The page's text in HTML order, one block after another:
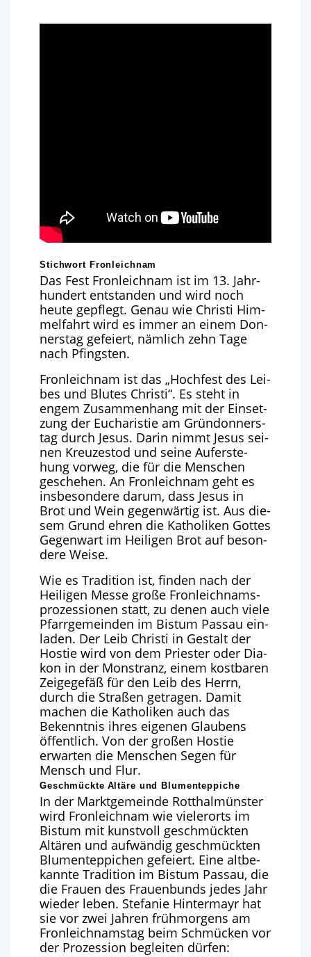
Stichwort Fronleichnam
Das Fest Fron­leich­nam ist im 13. Jahr­
hun­dert ent­stan­den und wird noch
heu­te gepflegt. Genau wie Chris­ti Him­
mel­fahrt wird es immer an einem Don­
ners­tag gefei­ert, näm­lich zehn Tage
nach Pfingsten.
Fron­leich­nam ist das ​ „Hoch­fest des Lei­
bes und Blu­tes Chris­ti“. Es steht in
engem Zusam­men­hang mit der Ein­set­
zung der Eucha­ris­tie am Grün­don­ners­
tag durch Jesus. Dar­in nimmt Jesus sei­
nen Kreu­zes­tod und sei­ne Auf­er­ste­
hung vor­weg, die für die Men­schen
gesche­hen. An Fron­leich­nam geht es
ins­be­son­de­re dar­um, dass Jesus in
Brot und Wein gegen­wär­tig ist. Aus die­
sem Grund ehren die Katho­li­ken Got­tes
Gegen­wart im Hei­li­gen Brot auf beson­
de­re Weise.
Wie es Tra­di­ti­on ist, fin­den nach der
Hei­li­gen Mes­se gro­ße Fron­leich­nams­
pro­zes­sio­nen statt, zu denen auch vie­le
Pfarr­ge­mein­den im Bis­tum Pas­sau ein­
la­den. Der Leib Chris­ti in Gestalt der
Hos­tie wird von dem Pries­ter oder Dia­
kon in der Mons­tranz, einem kost­ba­ren
Zei­ge­ge­fäß für den Leib des Herrn,
durch die Stra­ßen getra­gen. Damit
machen die Katho­li­ken auch das
Bekennt­nis ihres eige­nen Glau­bens
öffent­lich. Von der gro­ßen Hos­tie
erwar­ten die Men­schen Segen für
Mensch und Flur.
Geschmückte Altäre und Blumenteppiche
In der Markt­ge­mein­de Rott­hal­müns­ter
wird Fron­leich­nam wie vie­ler­orts im
Bis­tum mit kunst­voll geschmück­ten
Altä­ren und auf­wän­dig geschmück­ten
Blu­men­tep­pi­chen gefei­ert. Eine alt­be­
kann­te Tra­di­ti­on im Bis­tum Pas­sau, die
die Frau­en des Frau­en­bunds jedes Jahr
wie­der leben. Ste­fa­nie Hin­ter­mayr hat
sie vor zwei Jah­ren früh­mor­gens am
Fron­leich­nams­tag beim Schmü­cken vor
der Pro­zes­si­on beglei­ten dürfen: